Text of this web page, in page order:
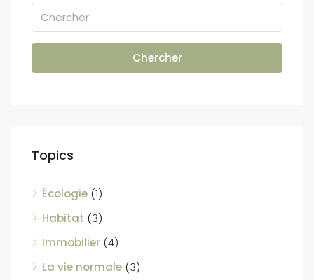
Chercher
Topics
Écologie (1)
Habitat (3)
Immobilier (4)
La vie normale (3)